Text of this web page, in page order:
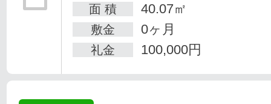
面 積 40.07㎡
敷金 0ヶ月
礼金 100,000円